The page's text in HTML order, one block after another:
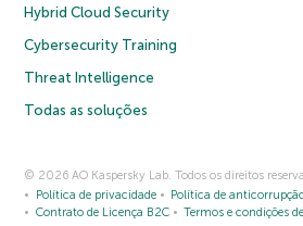
Hybrid Cloud Security
Cybersecurity Training
Threat Intelligence
Todas as soluções
© 2026 AO Kaspersky Lab. Todos os direitos
Política de privacidade
Política de
Contrato de Licença B2C
Termos e condições